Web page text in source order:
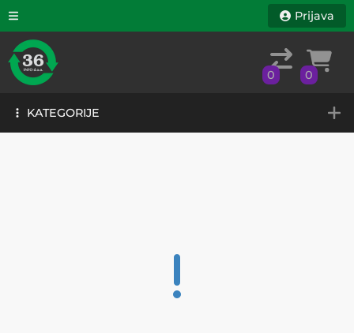
KATEGORIJE
Prijava
0 0
KATEGORIJE